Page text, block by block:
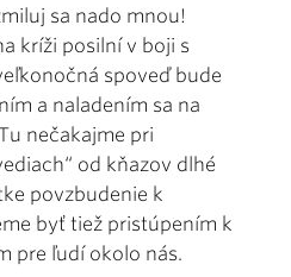
sa nado mnou!
kríži posilní v boji s
spoveď bude
a naladením sa na
nečakajme pri
od kňazov dlhé
povzbudenie k
byť tiež pristúpením k
pre ľudí okolo nás.